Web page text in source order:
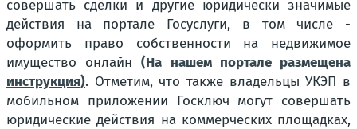
совершать сделки и другие юридически значимые
действия на портале Госуслуги, в том числе -
оформить право собственности на недвижимое
имущество онлайн(На нашем портале размещена
инструкция). Отметим, что также владельцы УКЭП в
мобильном приложении Госключ могут совершать
юридические действия на коммерческих площадках,